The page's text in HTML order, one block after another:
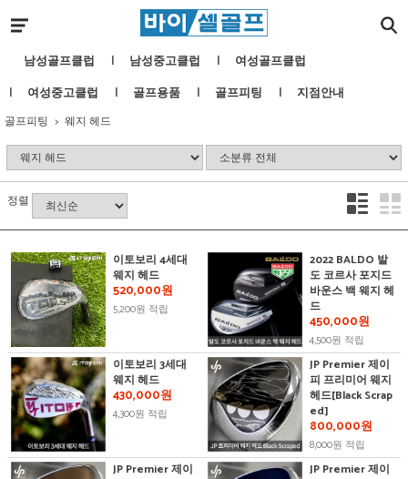
남성골프클럽 남성중고클럽
여성골프클럽
여성중고클럽
골프용품 골프피팅 지점안내
골프피팅 웨지 헤드
정렬
이토보리 4세대
웨지 헤드
520,000원
5,200원 적립
2022 BALDO 발
도 코르사 포지드
바운스 백 웨지 헤
드
450,000원
4,500원 적립
이토보리 3세대
웨지 헤드
430,000원
4,300원 적립
JP Premier 제이
피 프리미어 웨지
헤드[Black Scrap
ed]
800,000원
8,000원 적립
JP Premier 제이
JP Premier 제이